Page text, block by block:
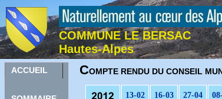
COMMUNE LE BERSAC
Hautes-Alpes
ACCUEIL COMPTE RENDU DU CONSEIL
13-02 16-03 27-04